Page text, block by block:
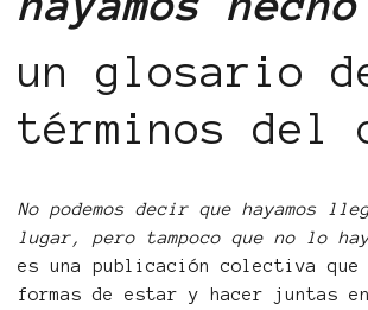
un glosario
términos del
No podemos decir que hayamos
lugar, pero tampoco que no lo
es una publicación colectiva que
formas de estar y hacer juntas